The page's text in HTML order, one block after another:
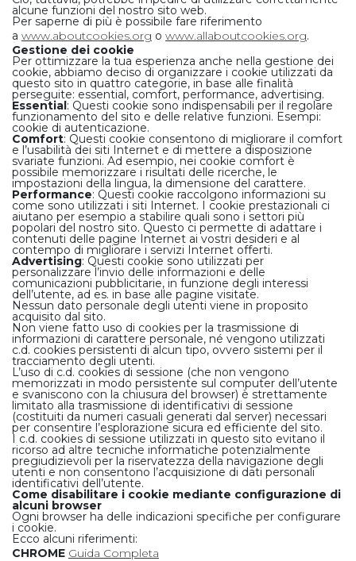
alcune funzioni del nostro sito web.
Per saperne di più è possibile fare riferimento
a www.aboutcookies.org o www.allaboutcookies.org.
Gestione dei cookie
Per ottimizzare la tua esperienza anche nella gestione dei
cookie, abbiamo deciso di organizzare i cookie utilizzati da
questo sito in quattro categorie, in base alle finalità
perseguite: essential, comfort, performance, advertising.
Essential: Questi cookie sono indispensabili per il regolare
funzionamento del sito e delle relative funzioni. Esempi:
cookie di autenticazione.
Comfort: Questi cookie consentono di migliorare il comfort
e l’usabilità dei siti Internet e di mettere a disposizione
svariate funzioni. Ad esempio, nei cookie comfort è
possibile memorizzare i risultati delle ricerche, le
impostazioni della lingua, la dimensione del carattere.
Performance: Questi cookie raccolgono informazioni su
come sono utilizzati i siti Internet. I cookie prestazionali ci
aiutano per esempio a stabilire quali sono i settori più
popolari del nostro sito. Questo ci permette di adattare i
contenuti delle pagine Internet ai vostri desideri e al
contempo di migliorare i servizi Internet offerti.
Advertising: Questi cookie sono utilizzati per
personalizzare l’invio delle informazioni e delle
comunicazioni pubblicitarie, in funzione degli interessi
dell’utente, ad es. in base alle pagine visitate.
Nessun dato personale degli utenti viene in proposito
acquisito dal sito.
Non viene fatto uso di cookies per la trasmissione di
informazioni di carattere personale, né vengono utilizzati
c.d. cookies persistenti di alcun tipo, ovvero sistemi per il
tracciamento degli utenti.
L’uso di c.d. cookies di sessione (che non vengono
memorizzati in modo persistente sul computer dell’utente
e svaniscono con la chiusura del browser) è strettamente
limitato alla trasmissione di identificativi di sessione
(costituiti da numeri casuali generati dal server) necessari
per consentire l’esplorazione sicura ed efficiente del sito.
I c.d. cookies di sessione utilizzati in questo sito evitano il
ricorso ad altre tecniche informatiche potenzialmente
pregiudizievoli per la riservatezza della navigazione degli
utenti e non consentono l’acquisizione di dati personali
identificativi dell’utente.
Come disabilitare i cookie mediante configurazione di
alcuni browser
Ogni browser ha delle indicazioni specifiche per configurare
i cookie.
Ecco alcuni riferimenti:
CHROME Guida Completa